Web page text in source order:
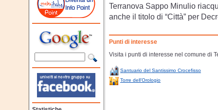
Terranova Sappo Minulio
anche il titolo di “Città” per
Punti di interesse
Visita i punti di interesse nel comune di
Santuario del Santissimo Crocefisso
Torre dell’Orologio